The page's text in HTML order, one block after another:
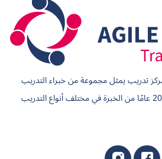
تدريب يمثل مجموعة من خبراء التدريب
المؤيدين للأجايل الذين لديهم 20 عامًا من الخبرة في مختلف أنواع التدريب